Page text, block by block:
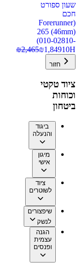
שעון ספורט
חכם
(Forerunner
265 (46mm)
(010-02810-
10H
₪1,849
₪2,465
חזור
ציוד טקטי
וכוחות
ביטחון
ביגוד
והנעלה
מיגון
אישי
ציוד
לשוטרים
שיפצורים
לנשק
הגנה
עצמית
ופנסים